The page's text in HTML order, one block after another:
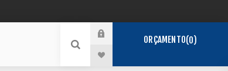
ORÇAMENTO 0